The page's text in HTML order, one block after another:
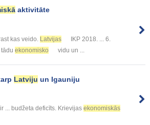
aktivitāte
kas veido. Latvijas
IKP 2018. ... 6.
ekonomisko vidu un ...
Latviju un Igauniju
... budžeta deficīts. Krievijas ekonomiskās